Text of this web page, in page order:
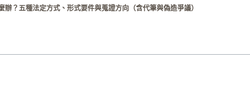
辦？五種法定方式、形式要件與蒐證方向（含代筆與偽造爭議）